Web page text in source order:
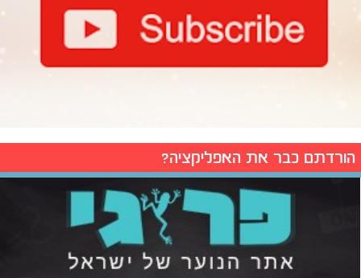
הורדתם כבר את האפליקציה?